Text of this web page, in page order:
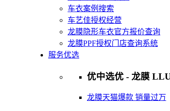
车衣案例搜索
车艺佳授权经营
龙膜隐形车衣官方报价查询
龙膜PPF授权门店查询系统
服务优选
优中选优 - 龙膜
龙膜天猫爆款 销量过万